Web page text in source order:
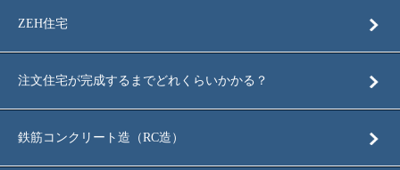
ZEH住宅
注文住宅が完成するまでどれくらいかかる？
鉄筋コンクリート造（RC造）